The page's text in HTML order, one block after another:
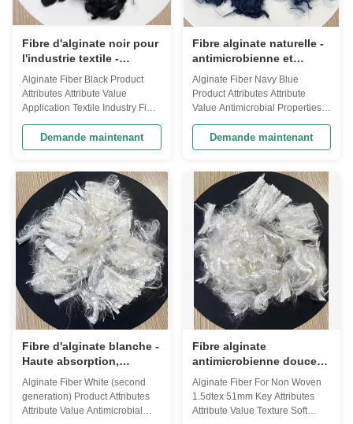
Fibre d'alginate noir pour
l'industrie textile -
Biodégradable et
écologique
Alginate Fiber Black Product
Attributes Attribute Value
Application Textile Industry Fiber
Type Natural Fiber Eco-Friendly
Yes Biodegradability
Biodegradable Color
Alginate Odor Odorless
Structure Fibrous Product
Description Our innovative
Alginate Fiber is a sustainable,
...
Demande maintenant
Fibre alginate naturelle -
antimicrobienne et
écologique
Alginate Fiber Navy Blue
Product Attributes Attribute
Value Antimicrobial Properties
Yes Fiber Type Natural Fiber
Strength Strong Eco-Friendly
Yes Material Alginate Texture
Absorbency High Product
Description Alginate Fiber is an
innovative sustainable material
derived from ...
Demande maintenant
Fibre d'alginate blanche -
Haute absorption,
antimicrobienne,
biodégradable
Alginate Fiber White (second
generation) Product Attributes
Attribute Value Antimicrobial
Fibre alginate
antimicrobienne douce
pour textiles non tissés
Alginate Fiber For Non Woven
1.5dtex 51mm Key Attributes
Attribute Value Texture Soft